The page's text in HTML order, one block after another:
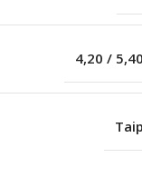
4,20 / 5,40
Taip